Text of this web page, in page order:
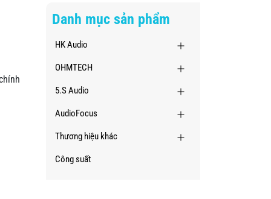
Danh mục sản phẩm
HK Audio
OHMTECH
5.S Audio
AudioFocus
Thương hiệu khác
Công suất